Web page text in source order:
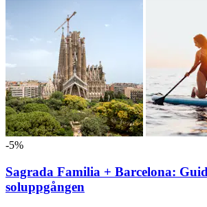
-5%
Sagrada Familia + Barcelona:
soluppgången